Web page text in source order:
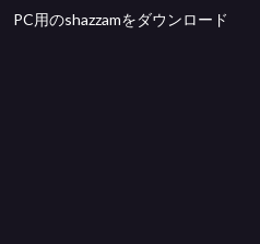
PC用のshazzamをダウンロード